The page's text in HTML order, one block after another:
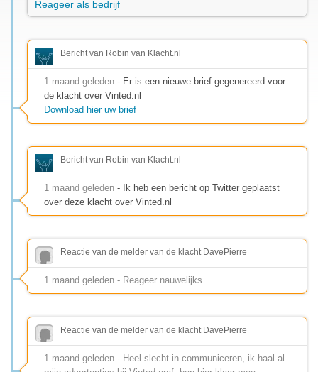
Reageer als bedrijf
Bericht van Robin van Klacht.nl
1 maand geleden - Er is een nieuwe brief gegenereerd voor
de klacht over Vinted.nl
Download hier uw brief
Bericht van Robin van Klacht.nl
1 maand geleden - Ik heb een bericht op Twitter geplaatst
over deze klacht over Vinted.nl
Reactie van de melder van de klacht DavePierre
1 maand geleden - Reageer nauwelijks
Reactie van de melder van de klacht DavePierre
1 maand geleden - Heel slecht in communiceren, ik haal al